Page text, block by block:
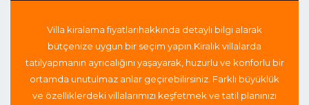
Villa kiralama fiyatlarıhakkında detaylı bilgi alarak
bütçenize uygun bir seçim yapın. Kiralık villalarda
tatilyapmanın ayrıcalığını yaşayarak, huzurlu ve konforlu bir
ortamda unutulmaz anlar geçirebilirsiniz. Farklı büyüklük
ve özelliklerdeki villalarımızı keşfetmek ve tatil planınızı